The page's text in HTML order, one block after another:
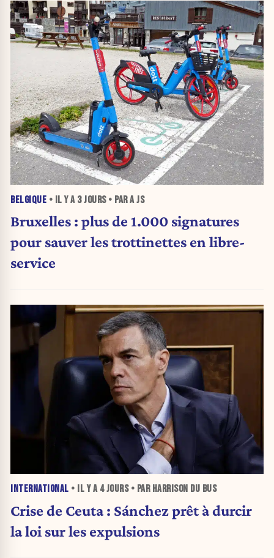
BELGIQUE • IL Y A 3 JOURS• PAR A JS
Bruxelles : plus de 1.000 signatures
pour sauver les trottinettes en libre-
service
INTERNATIONAL • IL Y A 4 JOURS• PAR HARRISON DU BUS
Crise de Ceuta : Sánchez prêt à durcir
la loi sur les expulsions